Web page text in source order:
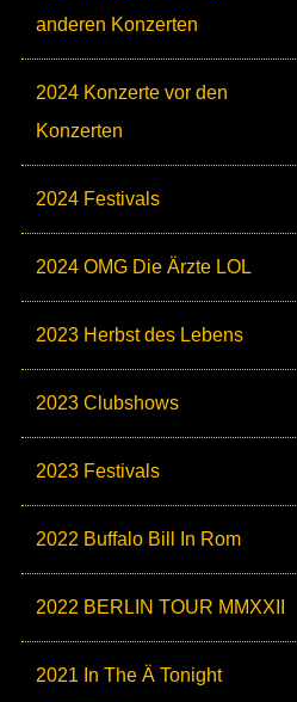
anderen Konzerten
2024 Konzerte vor den
Konzerten
2024 Festivals
2024 OMG Die Ärzte LOL
2023 Herbst des Lebens
2023 Clubshows
2023 Festivals
2022 Buffalo Bill In Rom
2022 BERLIN TOUR MMXXII
2021 In The Ä Tonight